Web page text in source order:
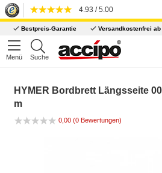
4.93 / 5.00
Bestpreis-Garantie Versandkostenfrei ab
Menü Suche
HYMER Bordbrett Längsseite
m
0,00 (0 Bewertungen)